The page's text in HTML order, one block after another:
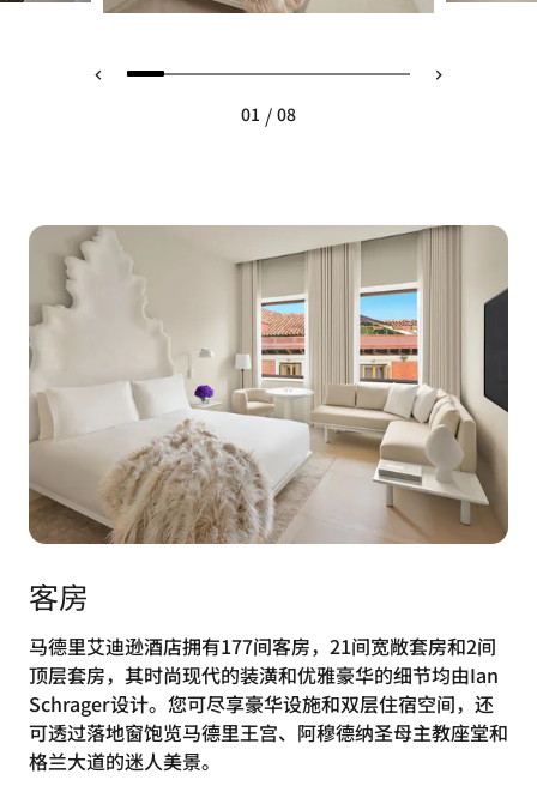
01 / 08
客房
马德里艾迪逊酒店拥有177间客房，21间宽敞套房和2间
顶层套房，其时尚现代的装潢和优雅豪华的细节均由Ian
Schrager设计。您可尽享豪华设施和双层住宿空间，还
可透过落地窗饱览马德里王宫、阿穆德纳圣母主教座堂和
格兰大道的迷人美景。